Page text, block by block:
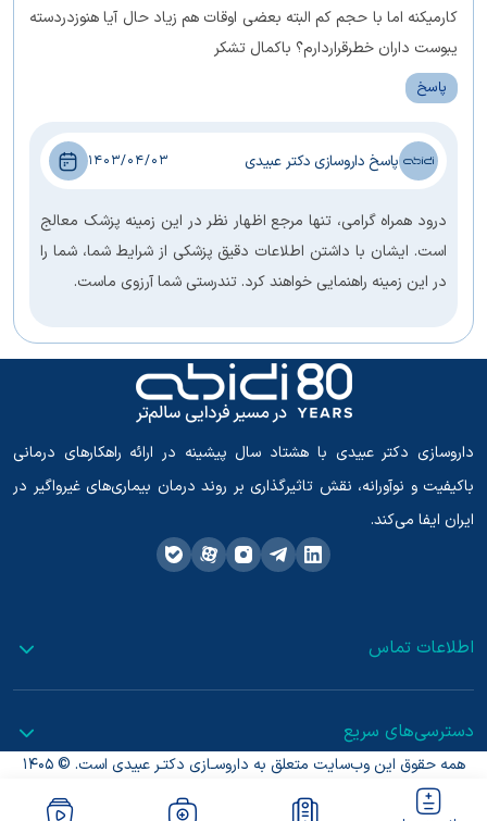
کارمیکنه اما با حجم کم البته بعضی اوقات هم زیاد حال آیا هنوزدردسته
یبوست داران خطرقراردارم؟ باکمال تشکر
پاسخ
پاسخ داروسازی دکتر عبیدی 1403/04/03
درود همراه گرامی، تنها مرجع اظهار نظر در این زمینه پزشک معالج
است. ایشان با داشتن اطلاعات دقیق پزشکی از شرایط شما، شما را
در این زمینه راهنمایی خواهند کرد. تندرستی شما آرزوی ماست.
داروسازی دکتر عبیدی با هشتاد سال پیشینه در ارائه راهکارهای درمانی
باکیفیت و نوآورانه، نقش تاثیرگذاری بر روند درمان بیماری‌های غیرواگیر در
ایران ایفا می‌کند.
اطلاعات تماس
دسترسی‌های سریع
همه حقوق این وب‌سایت متعلق به داروسـازی دکتـر عبیدی است. © 1405